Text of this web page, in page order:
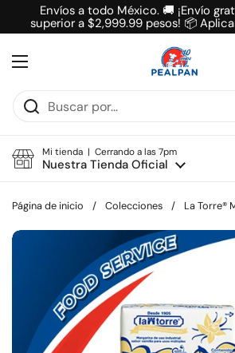
Ir al contenido
Envíos a todo México. 🚚 ¡Envío
superior a $2,999.99 pesos! 📦
Abrir menú
Mi tienda | Cerrando a las 7pm
Nuestra Tienda Oficial
Página de inicio / Colecciones / La Torre®